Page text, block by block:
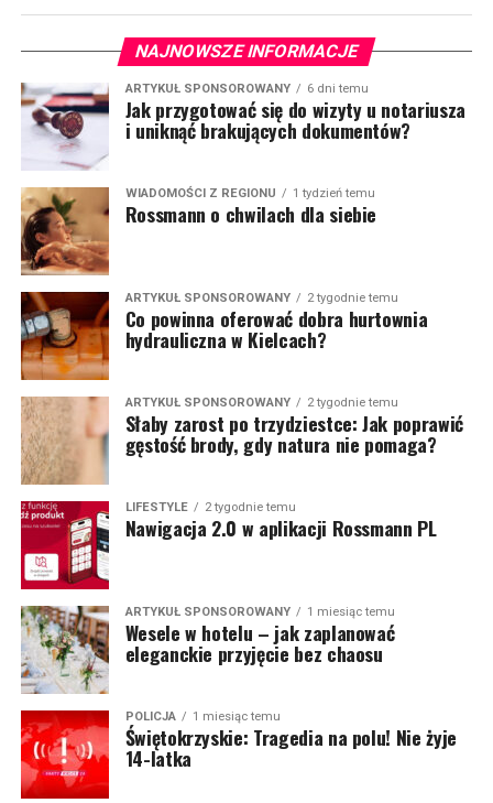
NAJNOWSZE INFORMACJE
ARTYKUŁ SPONSOROWANY 6 dni temu
Jak przygotować się do wizyty u notariusza
i uniknąć brakujących dokumentów?
WIADOMOŚCI Z REGIONU 1 tydzień temu
Rossmann o chwilach dla siebie
ARTYKUŁ SPONSOROWANY 2 tygodnie temu
Co powinna oferować dobra hurtownia
hydrauliczna w Kielcach?
ARTYKUŁ SPONSOROWANY 2 tygodnie temu
Słaby zarost po trzydziestce: Jak poprawić
gęstość brody, gdy natura nie pomaga?
LIFESTYLE 2 tygodnie temu
Nawigacja 2.0 w aplikacji Rossmann PL
ARTYKUŁ SPONSOROWANY 1 miesiąc temu
Wesele w hotelu – jak zaplanować
eleganckie przyjęcie bez chaosu
POLICJA 1 miesiąc temu
Świętokrzyskie: Tragedia na polu! Nie żyje
14-latka